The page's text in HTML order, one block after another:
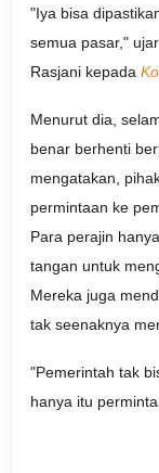
"Iya bisa
semua pasar,"
Rasjani kepada
Menurut dia,
benar berhenti
mengatakan,
permintaan ke
Para perajin
tangan untuk
Mereka juga
tak seenaknya
"Pemerintah tak
hanya itu